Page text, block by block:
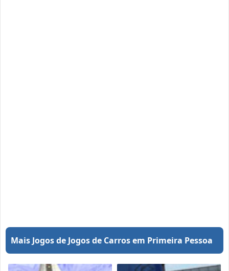
Mais Jogos de Jogos de Carros em Primeira Pessoa